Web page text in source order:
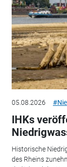
05.08.2026
IHKs
Historische
des Rheins